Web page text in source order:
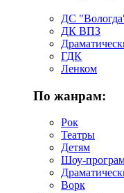
ДС
ДК ВПЗ
ГДК
Ленком
По жанрам:
Рок
Театры
Детям
Шоу-
Ворк